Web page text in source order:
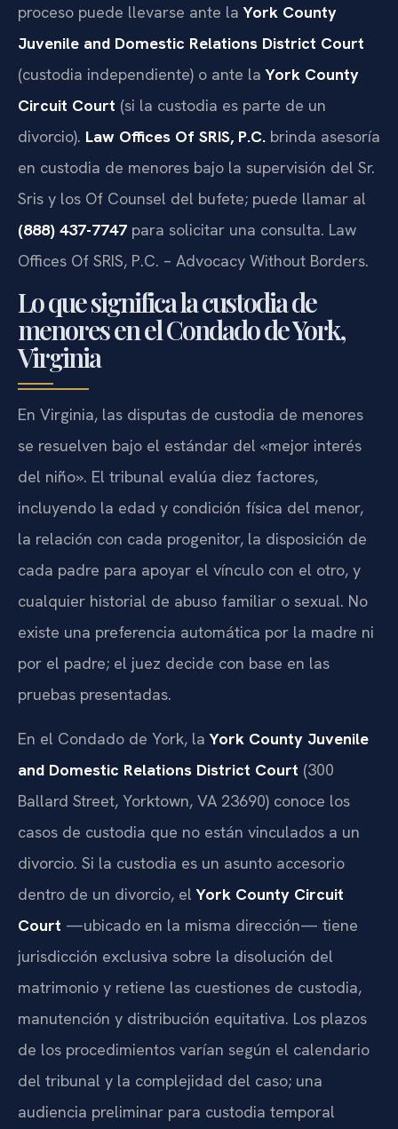
proceso puede llevarse ante laYork County
Juvenile and Domestic Relations District Court
(custodia independiente) o ante laYork County
Circuit Court (si la custodia es parte de un
divorcio). Law Offices Of SRIS, P.C. brinda asesoría
en custodia de menores bajo la supervisión del Sr.
Sris y los Of Counsel del bufete; puede llamar al
(888) 437-7747 para solicitar una consulta. Law
Offices Of SRIS, P.C. – Advocacy Without Borders.
Lo que significa la custodia de
menores en el Condado de York,
Virginia
En Virginia, las disputas de custodia de menores
se resuelven bajo el estándar del «mejor interés
del niño». El tribunal evalúa diez factores,
incluyendo la edad y condición física del menor,
la relación con cada progenitor, la disposición de
cada padre para apoyar el vínculo con el otro, y
cualquier historial de abuso familiar o sexual. No
existe una preferencia automática por la madre ni
por el padre; el juez decide con base en las
pruebas presentadas.
En el Condado de York, laYork County Juvenile
and Domestic Relations District Court (300
Ballard Street, Yorktown, VA 23690) conoce los
casos de custodia que no están vinculados a un
divorcio. Si la custodia es un asunto accesorio
dentro de un divorcio, elYork County Circuit
Court —ubicado en la misma dirección— tiene
jurisdicción exclusiva sobre la disolución del
matrimonio y retiene las cuestiones de custodia,
manutención y distribución equitativa. Los plazos
de los procedimientos varían según el calendario
del tribunal y la complejidad del caso; una
audiencia preliminar para custodia temporal